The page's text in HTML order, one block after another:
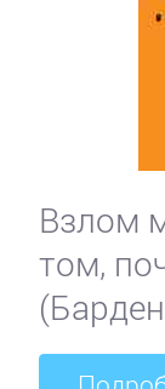
Взлом
том,